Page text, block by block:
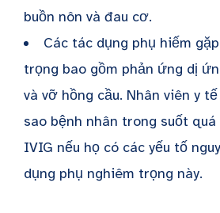
buồn nôn và đau cơ.
Các tác dụng phụ hiếm
trọng bao gồm phản ứng dị
và vỡ hồng cầu. Nhân viên y
sao bệnh nhân trong suốt
IVIG nếu họ có các yếu tố
dụng phụ nghiêm trọng này.